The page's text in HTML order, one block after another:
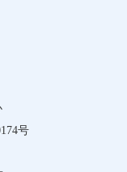
号